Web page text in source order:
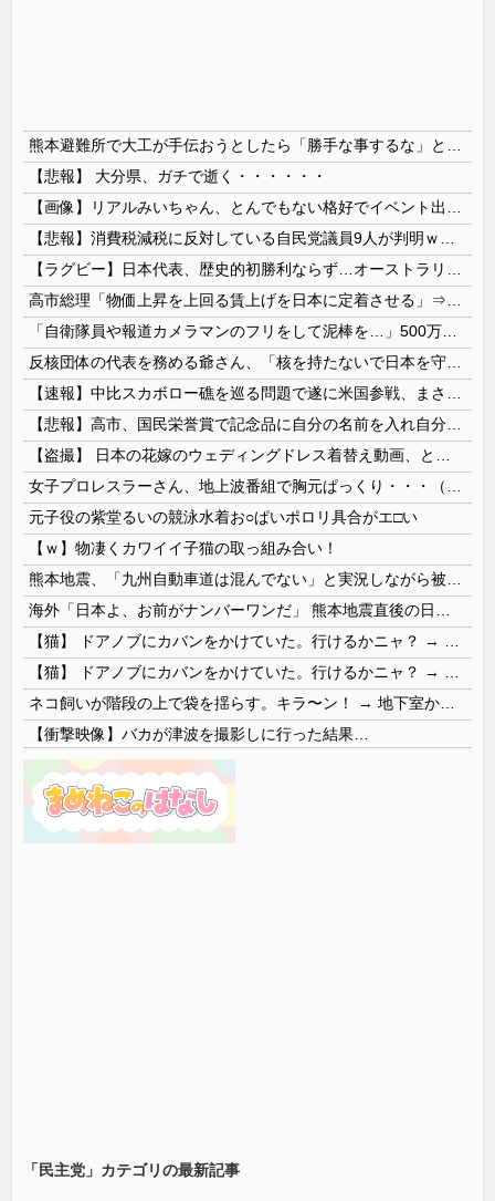
【悲報】 大分県、ガチで逝く・・・・・・
元子役の紫堂るいの競泳水着お○ぱいポロリ具合がエ□い
【ｗ】物凄くカワイイ子猫の取っ組み合い！
【衝撃映像】バカが津波を撮影しに行った結果…
「民主党」カテゴリの最新記事